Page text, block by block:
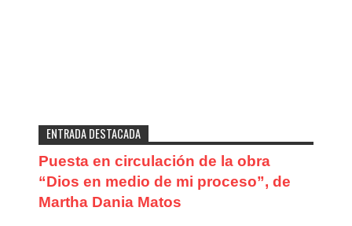
ENTRADA DESTACADA
Puesta en circulación de la obra
“Dios en medio de mi proceso”, de
Martha Dania Matos